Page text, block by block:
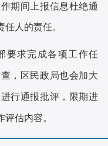
期间上报信息杜绝通
人的责任。
要求完成各项工作任
，区民政局也会加大
行通报批评，限期进
估内容。